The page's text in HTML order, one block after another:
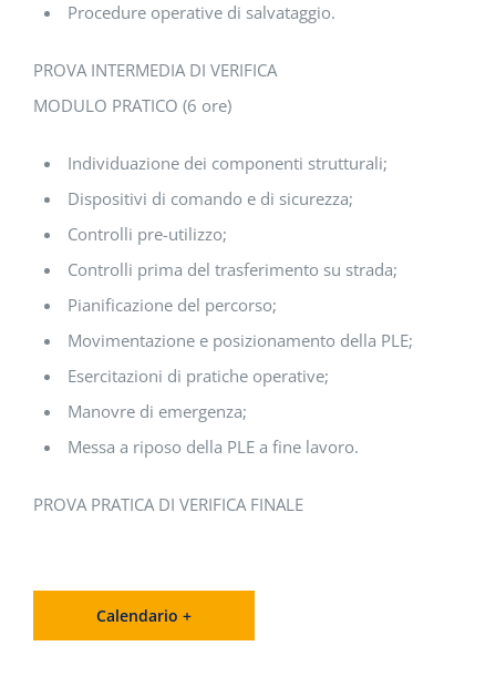
Procedure operative di salvataggio.
PROVA INTERMEDIA DI VERIFICA
MODULO PRATICO (6 ore)
Individuazione dei componenti strutturali;
Dispositivi di comando e di sicurezza;
Controlli pre-utilizzo;
Controlli prima del trasferimento su strada;
Pianificazione del percorso;
Movimentazione e posizionamento della PLE;
Esercitazioni di pratiche operative;
Manovre di emergenza;
Messa a riposo della PLE a fine lavoro.
PROVA PRATICA DI VERIFICA FINALE
Calendario +